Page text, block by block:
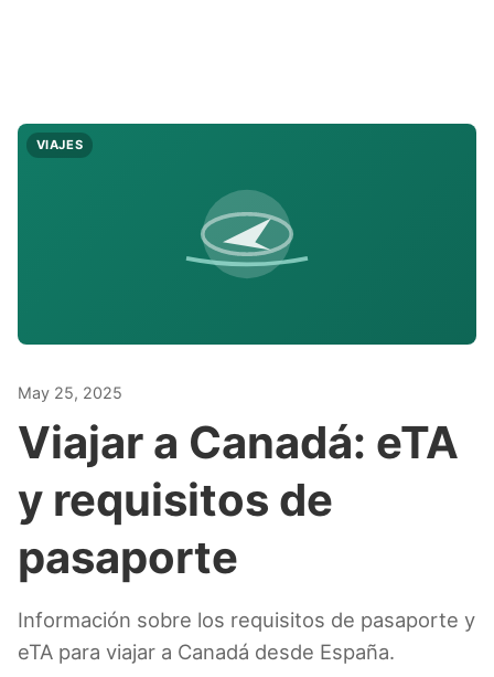
VIAJES
May 25, 2025
Viajar a Canadá: eTA
y requisitos de
pasaporte
Información sobre los requisitos de pasaporte y
eTA para viajar a Canadá desde España.